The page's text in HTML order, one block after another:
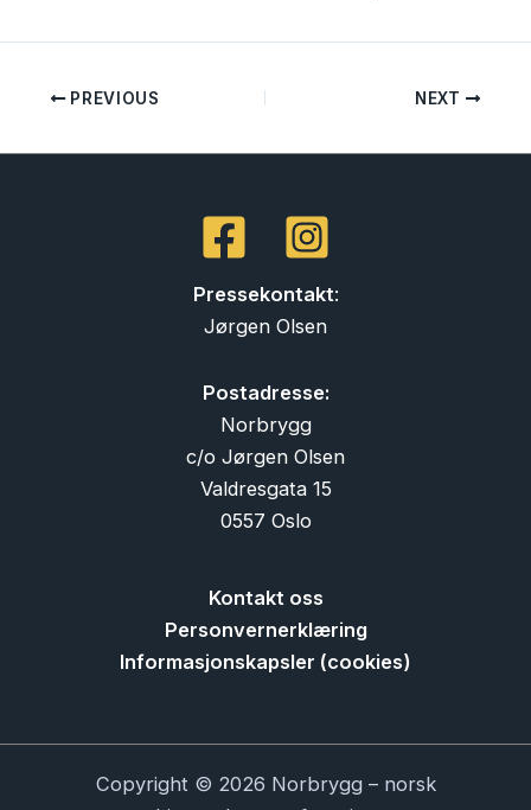
PREVIOUS NEXT
Pressekontakt:
Jørgen Olsen
Postadresse:
Norbrygg
c/o Jørgen Olsen
Valdresgata 15
0557 Oslo
Kontakt oss
Personvernerklæring
Informasjonskapsler (cookies)
Copyright © 2026 Norbrygg – norsk